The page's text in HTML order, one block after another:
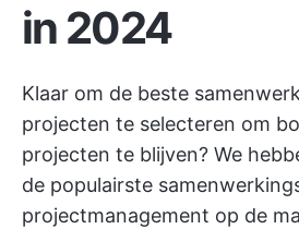
in 2024
Klaar om de beste
projecten te selecteren om
projecten te blijven? We
de populairste
projectmanagement op de